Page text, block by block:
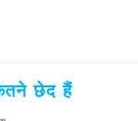
छेद हैं